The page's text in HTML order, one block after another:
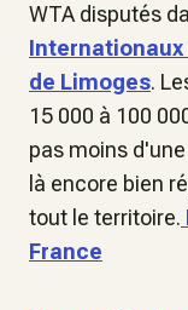
WTA disputés
Internationaux
de Limoges.
15 000 à 100
pas moins
là encore bien
tout le territoire.
France